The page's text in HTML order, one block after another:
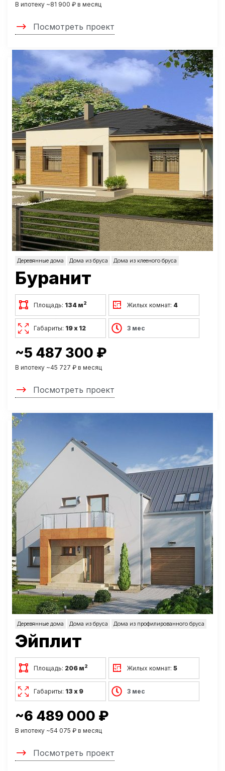
В ипотеку ~81 900 ₽ в месяц
Посмотреть проект
Деревянные дома Дома из бруса Дома из клееного бруса
Буранит
Площадь: 134 м2 Жилых комнат: 4
Габариты: 19 х 12 3 мес
~5 487 300 ₽
В ипотеку ~45 727 ₽ в месяц
Посмотреть проект
Деревянные дома Дома из бруса Дома из профилированного бруса
Эйплит
Площадь: 206 м2 Жилых комнат:5
Габариты: 13 х 9 3 мес
~6 489 000 ₽
В ипотеку ~54 075 ₽ в месяц
Посмотреть проект